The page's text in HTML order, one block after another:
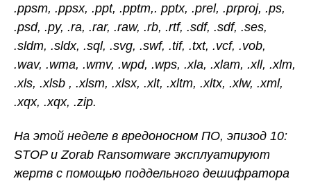
.ppsm, .ppsx, .ppt, .pptm,. pptx, .prel, .prproj, .ps,
.psd, .py, .ra, .rar, .raw, .rb, .rtf, .sdf, .sdf, .ses,
.sldm, .sldx, .sql, .svg, .swf, .tif, .txt, .vcf, .vob,
.wav, .wma, .wmv, .wpd, .wps, .xla, .xlam, .xll, .xlm,
.xls, .xlsb , .xlsm, .xlsx, .xlt, .xltm, .xltx, .xlw, .xml,
.xqx, .xqx, .zip.
На этой неделе в вредоносном ПО, эпизод 10:
STOP и Zorab Ransomware эксплуатируют
жертв с помощью поддельного дешифратора